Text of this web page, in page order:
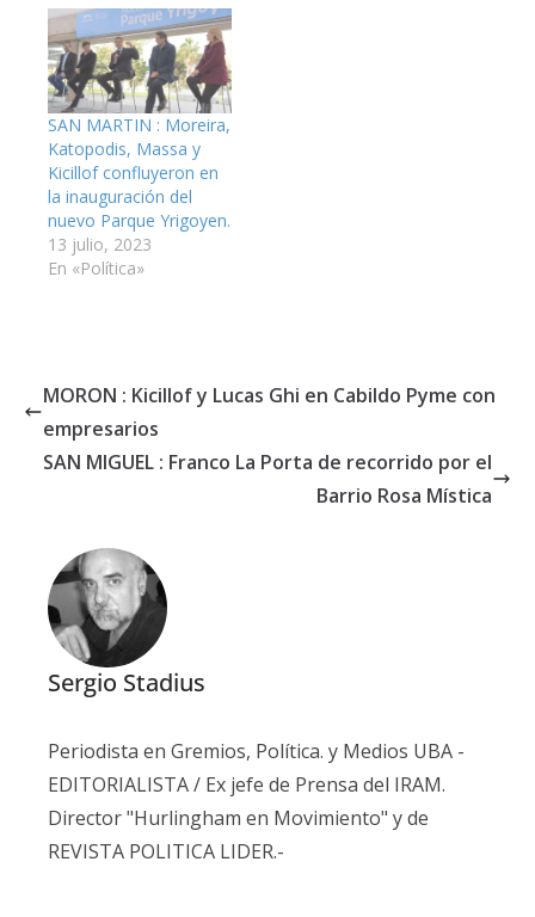
SAN MARTIN : Moreira,
Katopodis, Massa y
Kicillof confluyeron en
la inauguración del
nuevo Parque Yrigoyen.
13 julio, 2023
En «Política»
MORON : Kicillof y Lucas Ghi en Cabildo Pyme con
empresarios
SAN MIGUEL : Franco La Porta de recorrido por el
Barrio Rosa Mística
Sergio Stadius
Periodista en Gremios, Política. y Medios UBA -
EDITORIALISTA / Ex jefe de Prensa del IRAM.
Director "Hurlingham en Movimiento" y de
REVISTA POLITICA LIDER.-